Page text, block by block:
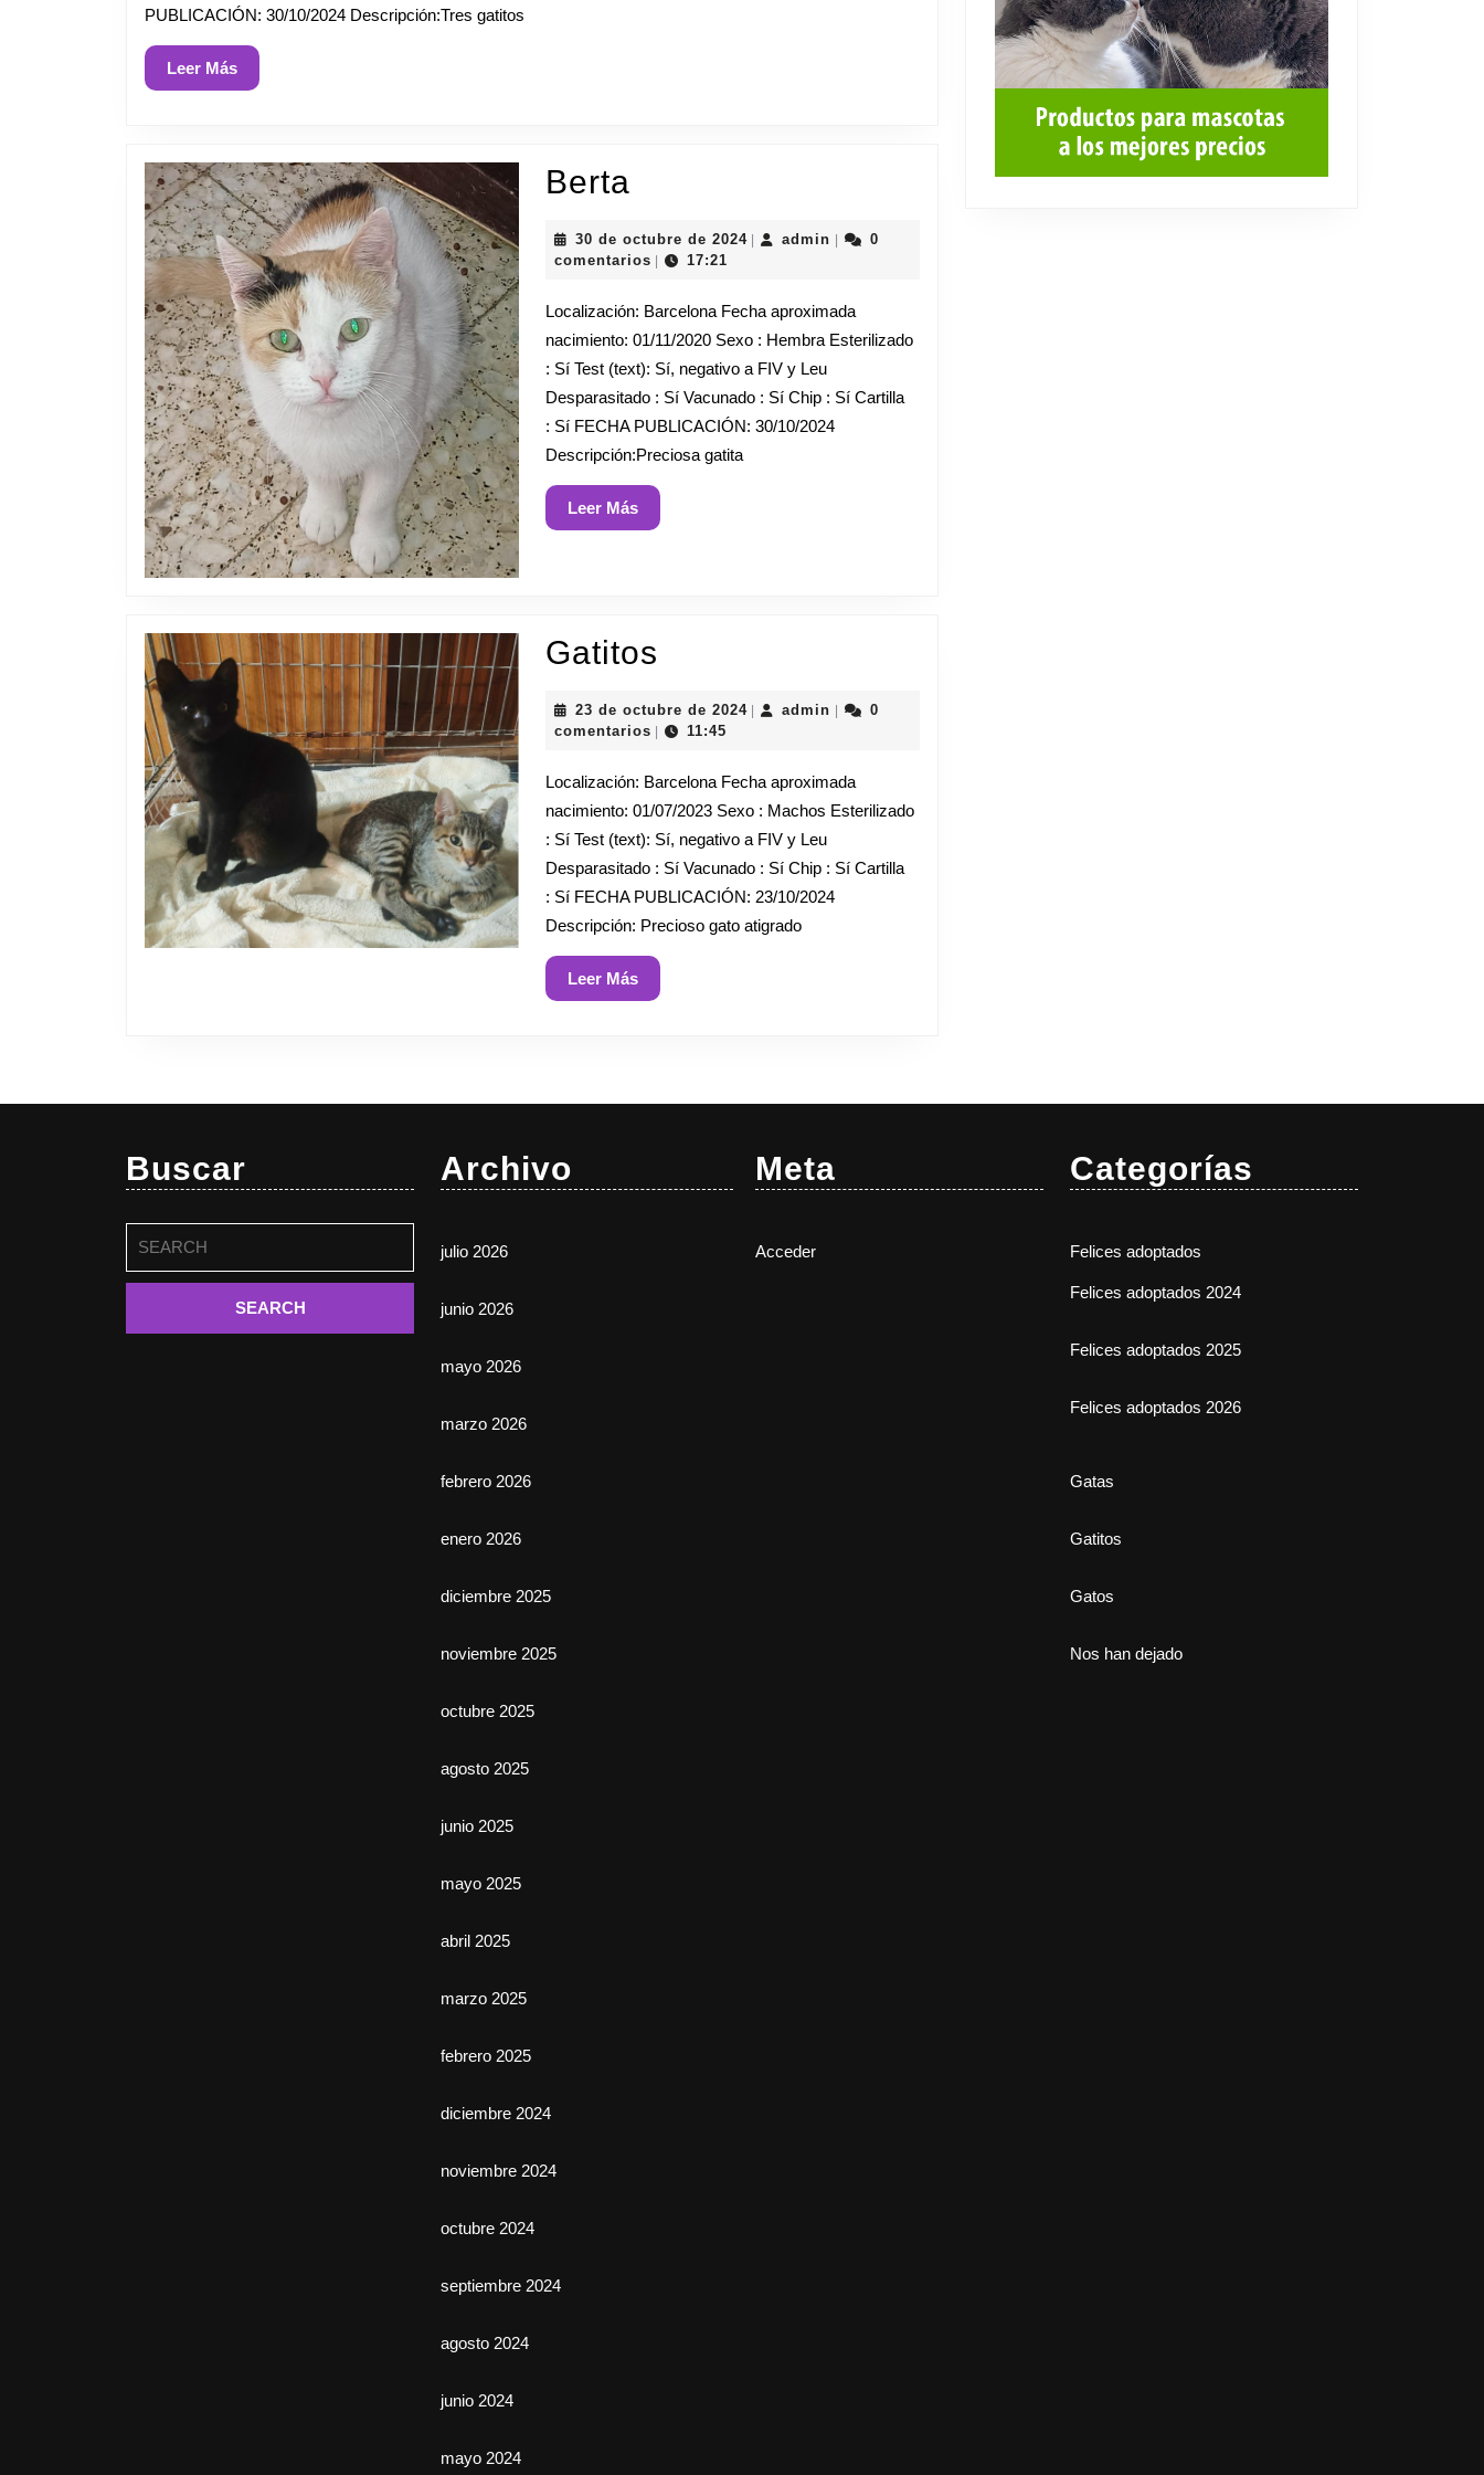
PUBLICACIÓN: 30/10/2024 Descripción:Tres gatitos
Leer MásLeer
Más
Berta
30 de octubre de 202430
de
2024
admin admin
0
comentarios
17:21
Localización: Barcelona Fecha aproximada
nacimiento: 01/11/2020 Sexo : Hembra Esterilizado
: Sí Test (text): Sí, negativo a FIV y Leu
Desparasitado : Sí Vacunado : Sí Chip : Sí Cartilla
: Sí FECHA PUBLICACIÓN: 30/10/2024
Descripción:Preciosa gatita
Leer MásLeer
Más
Gatitos
23 de octubre de 202423
2024
| admin admin
|
0
comentarios | 11:45
Localización: Barcelona Fecha aproximada
nacimiento: 01/07/2023 Sexo : Machos Esterilizado
: Sí Test (text): Sí, negativo a FIV y Leu
Desparasitado : Sí Vacunado : Sí Chip : Sí Cartilla
: Sí FECHA PUBLICACIÓN: 23/10/2024
Descripción: Precioso gato atigrado
Leer MásLeer
Más
Buscar Archivo
julio 2026
junio 2026
mayo 2026
marzo 2026
febrero 2026
enero 2026
diciembre 2025
noviembre 2025
octubre 2025
agosto 2025
junio 2025
mayo 2025
abril 2025
marzo 2025
febrero 2025
diciembre 2024
noviembre 2024
octubre 2024
septiembre 2024
agosto 2024
junio 2024
mayo 2024
Meta
Acceder
Categorías
Felices adoptados
Felices adoptados 2024
Felices adoptados 2025
Felices adoptados 2026
Gatas
Gatitos
Gatos
Nos han dejado